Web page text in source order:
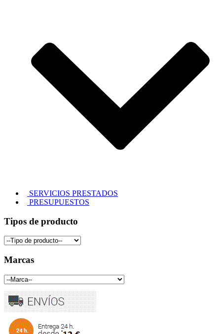
SERVICIOS PRESTADOS
PRESUPUESTOS
Tipos de producto
Marcas